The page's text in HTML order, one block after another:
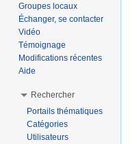
Groupes locaux
Échanger, se contacter
Vidéo
Témoignage
Modifications récentes
Aide
Rechercher
Portails thématiques
Catégories
Utilisateurs